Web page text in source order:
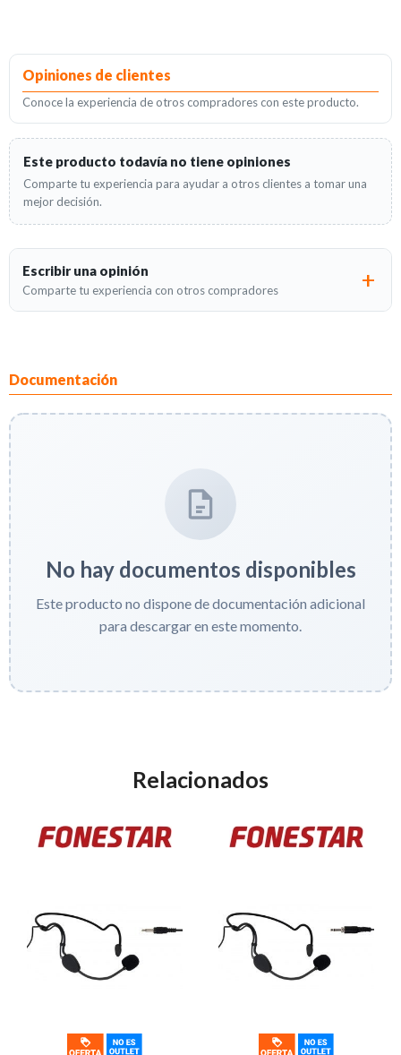
Opiniones de clientes
Conoce la experiencia de otros compradores con este producto.
Este producto todavía no tiene opiniones
Comparte tu experiencia para ayudar a otros clientes a tomar una
mejor decisión.
Escribir una opinión
Comparte tu experiencia con otros compradores
Documentación
No hay documentos disponibles
Este producto no dispone de documentación adicional
para descargar en este momento.
Relacionados